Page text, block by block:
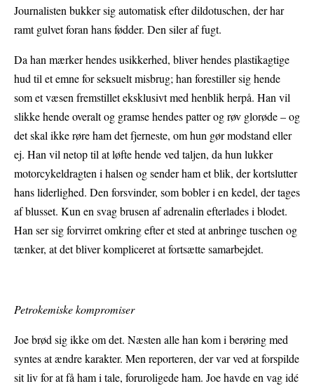
Journalisten bukker sig automatisk efter dildotuschen, der har
ramt gulvet foran hans fødder. Den siler af fugt.
Da han mærker hendes usikkerhed, bliver hendes plastikagtige
hud til et emne for seksuelt misbrug; han forestiller sig hende
som et væsen fremstillet eksklusivt med henblik herpå. Han vil
slikke hende overalt og gramse hendes patter og røv glorøde – og
det skal ikke røre ham det fjerneste, om hun gør modstand eller
ej. Han vil netop til at løfte hende ved taljen, da hun lukker
motorcykeldragten i halsen og sender ham et blik, der kortslutter
hans liderlighed. Den forsvinder, som bobler i en kedel, der tages
af blusset. Kun en svag brusen af adrenalin efterlades i blodet.
Han ser sig forvirret omkring efter et sted at anbringe tuschen og
tænker, at det bliver kompliceret at fortsætte samarbejdet.
Petrokemiske kompromiser
Joe brød sig ikke om det. Næsten alle han kom i berøring med
syntes at ændre karakter. Men reporteren, der var ved at forspilde
sit liv for at få ham i tale, foruroligede ham. Joe havde en vag idé